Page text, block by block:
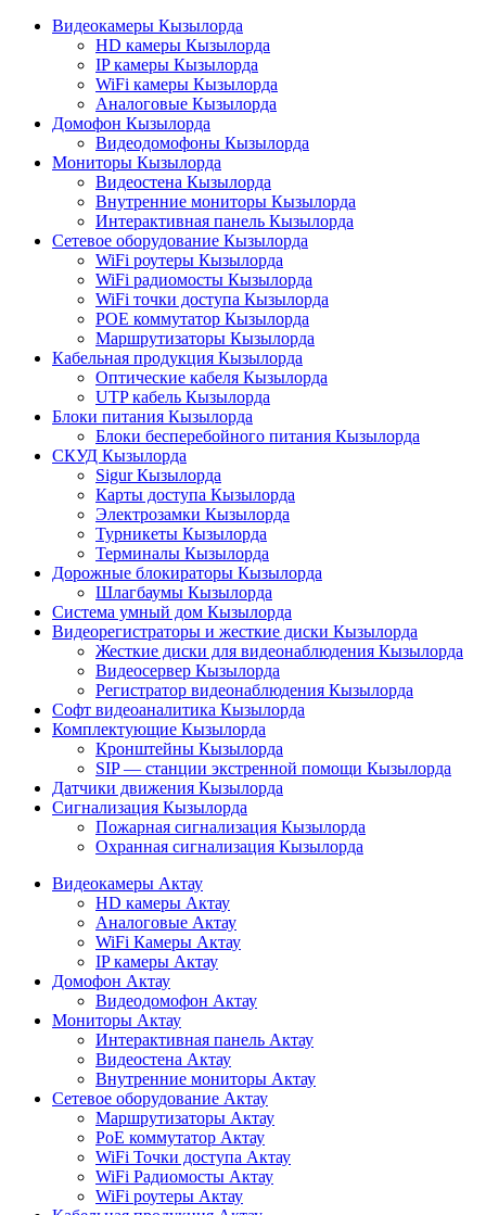
Видеокамеры Кызылорда
HD камеры Кызылорда
IP камеры Кызылорда
WiFi камеры Кызылорда
Аналоговые Кызылорда
Домофон Кызылорда
Видеодомофоны Кызылорда
Мониторы Кызылорда
Видеостена Кызылорда
Внутренние мониторы Кызылорда
Интерактивная панель Кызылорда
Сетевое оборудование Кызылорда
WiFi роутеры Кызылорда
WiFi радиомосты Кызылорда
WiFi точки доступа Кызылорда
POE коммутатор Кызылорда
Маршрутизаторы Кызылорда
Кабельная продукция Кызылорда
Оптические кабеля Кызылорда
UTP кабель Кызылорда
Блоки питания Кызылорда
Блоки бесперебойного питания Кызылорда
СКУД Кызылорда
Sigur Кызылорда
Карты доступа Кызылорда
Электрозамки Кызылорда
Турникеты Кызылорда
Терминалы Кызылорда
Дорожные блокираторы Кызылорда
Шлагбаумы Кызылорда
Система умный дом Кызылорда
Видеорегистраторы и жесткие диски Кызылорда
Жесткие диски для видеонаблюдения Кызылорда
Видеосервер Кызылорда
Регистратор видеонаблюдения Кызылорда
Софт видеоаналитика Кызылорда
Комплектующие Кызылорда
Кронштейны Кызылорда
SIP — станции экстренной помощи Кызылорда
Датчики движения Кызылорда
Сигнализация Кызылорда
Пожарная сигнализация Кызылорда
Охранная сигнализация Кызылорда
Видеокамеры Актау
HD камеры Актау
Аналоговые Актау
WiFi Камеры Актау
IP камеры Актау
Домофон Актау
Видеодомофон Актау
Мониторы Актау
Интерактивная панель Актау
Видеостена Актау
Внутренние мониторы Актау
Сетевое оборудование Актау
Маршрутизаторы Актау
PoE коммутатор Актау
WiFi Точки доступа Актау
WiFi Радиомосты Актау
WiFi роутеры Актау